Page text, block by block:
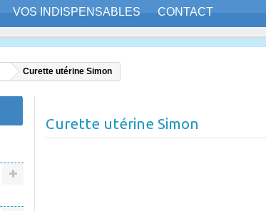
VOS INDISPENSABLES CONTACT
Curette utérine Simon
Curette utérine Simon